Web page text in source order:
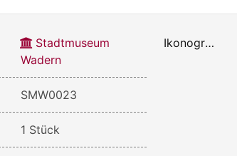
Stadtmuseum
Wadern
SMW0023
1 Stück
Ikonografie: